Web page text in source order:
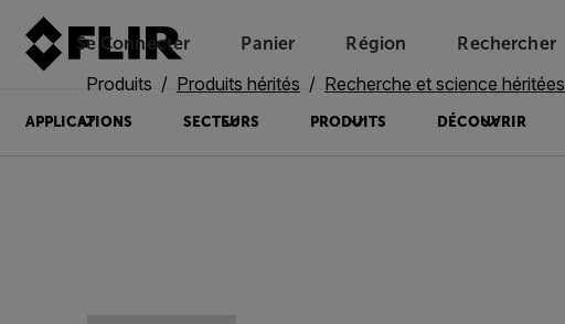
Se Connecter Unread messages
Panier
Modèle
Supprimer
articles
article
Ajouter au panier
Ajouté au panier
Région Rechercher
APPLICATIONS SECTEURS PRODUITS DÉCOUVRIR
Produits Produits hérités Recherche et science héritées